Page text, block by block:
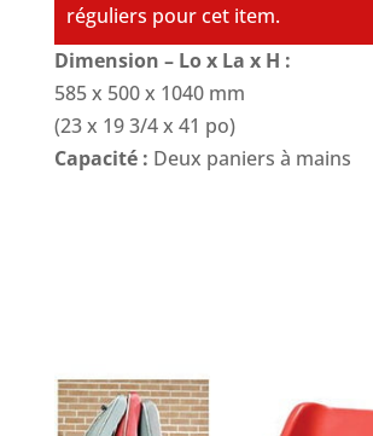
réguliers pour cet item.
Dimension – Lo x La x H :
585 x 500 x 1040 mm
(23 x 19 3/4 x 41 po)
Capacité : Deux paniers à mains